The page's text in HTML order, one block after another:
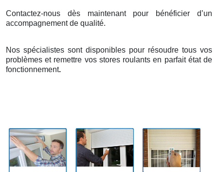
Contactez-nous dès maintenant pour bénéficier d’un
accompagnement de qualité.
Nos spécialistes sont disponibles pour résoudre tous vos
problèmes et remettre vos stores roulants en parfait état de
fonctionnement.